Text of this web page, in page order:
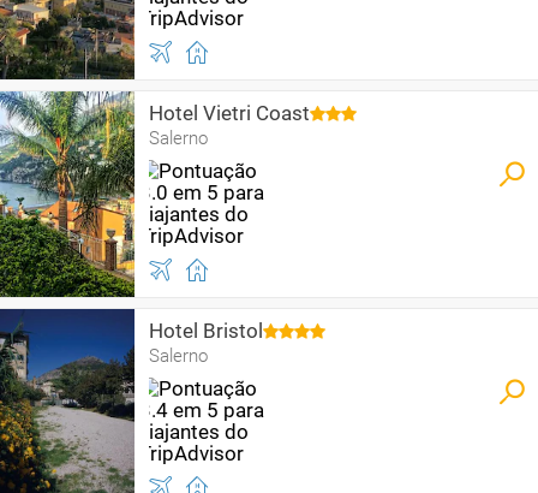
Hotel Vietri Coast
Salerno
Hotel Bristol
Salerno